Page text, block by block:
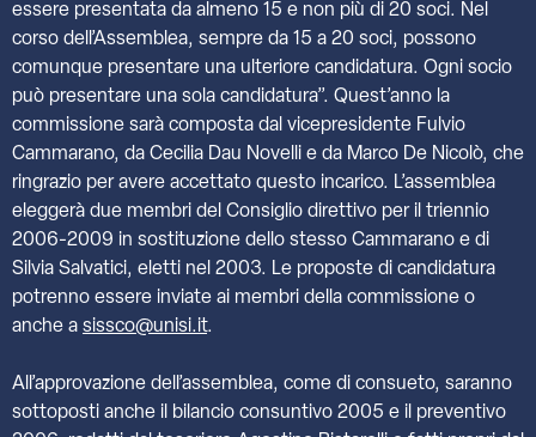
essere presentata da almeno 15 e non più di 20 soci. Nel
corso dell’Assemblea, sempre da 15 a 20 soci, possono
comunque presentare una ulteriore candidatura. Ogni socio
può presentare una sola candidatura”. Quest’anno la
commissione sarà composta dal vicepresidente Fulvio
Cammarano, da Cecilia Dau Novelli e da Marco De Nicolò, che
ringrazio per avere accettato questo incarico. L’assemblea
eleggerà due membri del Consiglio direttivo per il triennio
2006-2009 in sostituzione dello stesso Cammarano e di
Silvia Salvatici, eletti nel 2003. Le proposte di candidatura
potrenno essere inviate ai membri della commissione o
anche a sissco@unisi.it.
All’approvazione dell’assemblea, come di consueto, saranno
sottoposti anche il bilancio consuntivo 2005 e il preventivo